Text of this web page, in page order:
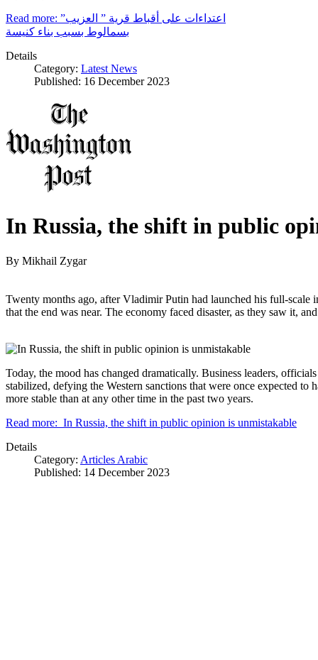
Read more: اعتداءات على أقباط قرية ” العزيب”
بسمالوط بسبب بناء كنيسة
Details
Category: Latest News
Published: 16 December 2023
In Russia, the shift in public
By Mikhail Zygar
Twenty months ago, after Vladimir Putin had launched his full-
that the end was near. The economy faced disaster, as they saw it,
Today, the mood has changed dramatically. Business leaders,
stabilized, defying the Western sanctions that were once expected to
more stable than at any other time in the past two years.
Read more: In Russia, the shift in public opinion is unmistakable
Details
Category: Articles Arabic
Published: 14 December 2023